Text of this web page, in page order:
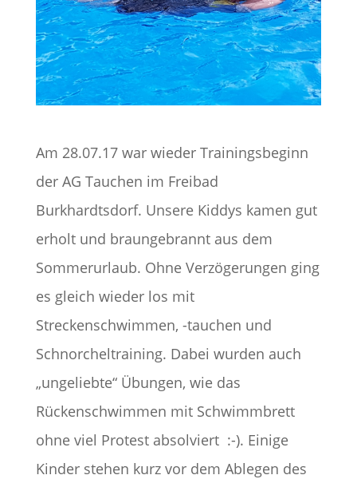
Am 28.07.17 war wieder Trainingsbeginn
der AG Tauchen im Freibad
Burkhardtsdorf. Unsere Kiddys kamen gut
erholt und braungebrannt aus dem
Sommerurlaub. Ohne Verzögerungen ging
es gleich wieder los mit
Streckenschwimmen, -tauchen und
Schnorcheltraining. Dabei wurden auch
„ungeliebte“ Übungen, wie das
Rückenschwimmen mit Schwimmbrett
ohne viel Protest absolviert :-). Einige
Kinder stehen kurz vor dem Ablegen des